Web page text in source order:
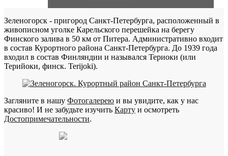
Зеленогорск - пригород Санкт-Петербурга, расположенный в
живописном уголке Карельского перешейка на берегу
Финского залива в 50 км от Питера. Административно входит
в состав Курортного района Санкт-Петербурга. До 1939 года
входил в состав Финляндии и назывался Териоки (или
Терийоки, финск. Terijoki).
Загляните в нашу Фотогалерею и вы увидите, как у нас
красиво! И не забудьте изучить Карту и осмотреть
Достопримечательности.